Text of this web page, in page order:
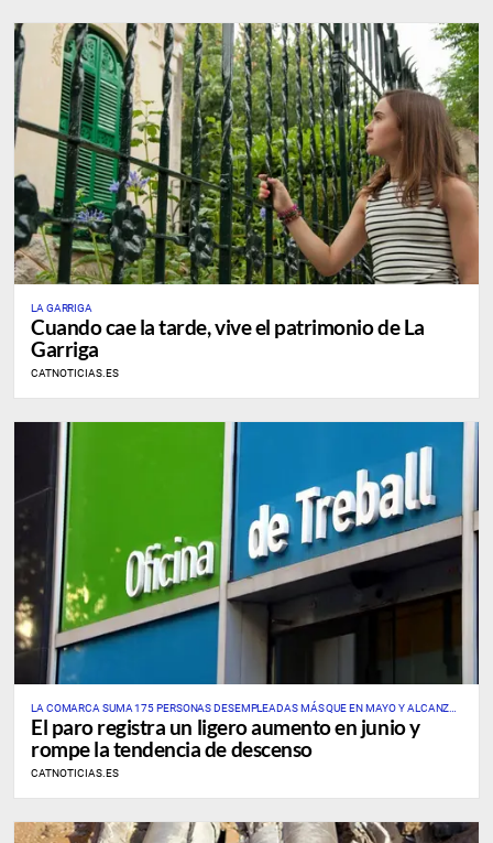
LA GARRIGA
Cuando cae la tarde, vive el patrimonio de La
Garriga
CATNOTICIAS.ES
LA COMARCA SUMA 175 PERSONAS DESEMPLEADAS MÁS QUE EN MAYO Y ALCANZA
UNA TASA PROVISIONAL DEL 7,69%
El paro registra un ligero aumento en junio y
rompe la tendencia de descenso
CATNOTICIAS.ES